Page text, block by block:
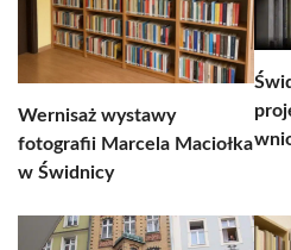
Wernisaż wystawy
fotografii Marcela Maciołka
w Świdnicy